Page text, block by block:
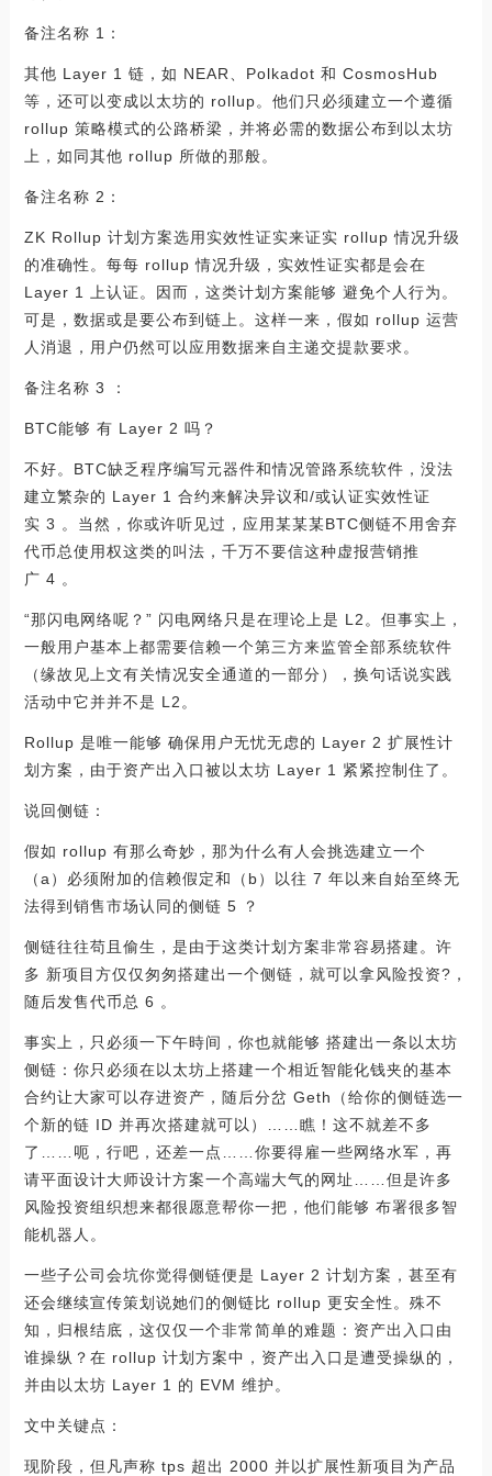
备注名称 1：
其他 Layer 1 链，如 NEAR、Polkadot 和 CosmosHub
等，还可以变成以太坊的 rollup。他们只必须建立一个遵循
rollup 策略模式的公路桥梁，并将必需的数据公布到以太坊
上，如同其他 rollup 所做的那般。
备注名称 2：
ZK Rollup 计划方案选用实效性证实来证实 rollup 情况升级
的准确性。每每 rollup 情况升级，实效性证实都是会在
Layer 1 上认证。因而，这类计划方案能够 避免个人行为。
可是，数据或是要公布到链上。这样一来，假如 rollup 运营
人消退，用户仍然可以应用数据来自主递交提款要求。
备注名称 3 ：
BTC能够 有 Layer 2 吗？
不好。BTC缺乏程序编写元器件和情况管路系统软件，没法
建立繁杂的 Layer 1 合约来解决异议和/或认证实效性证
实 3 。当然，你或许听见过，应用某某某BTC侧链不用舍弃
代币总使用权这类的叫法，千万不要信这种虚报营销推
广 4 。
“那闪电网络呢？” 闪电网络只是在理论上是 L2。但事实上，
一般用户基本上都需要信赖一个第三方来监管全部系统软件
（缘故见上文有关情况安全通道的一部分），换句话说实践
活动中它并并不是 L2。
Rollup 是唯一能够 确保用户无忧无虑的 Layer 2 扩展性计
划方案，由于资产出入口被以太坊 Layer 1 紧紧控制住了。
说回侧链：
假如 rollup 有那么奇妙，那为什么有人会挑选建立一个
（a）必须附加的信赖假定和（b）以往 7 年以来自始至终无
法得到销售市场认同的侧链 5 ？
侧链往往苟且偷生，是由于这类计划方案非常容易搭建。许
多 新项目方仅仅匆匆搭建出一个侧链，就可以拿风险投资?，
随后发售代币总 6 。
事实上，只必须一下午時间，你也就能够 搭建出一条以太坊
侧链：你只必须在以太坊上搭建一个相近智能化钱夹的基本
合约让大家可以存进资产，随后分岔 Geth（给你的侧链选一
个新的链 ID 并再次搭建就可以）……瞧！这不就差不多
了……呃，行吧，还差一点……你要得雇一些网络水军，再
请平面设计大师设计方案一个高端大气的网址……但是许多
风险投资组织想来都很愿意帮你一把，他们能够 布署很多智
能机器人。
一些子公司会坑你觉得侧链便是 Layer 2 计划方案，甚至有
还会继续宣传策划说她们的侧链比 rollup 更安全性。殊不
知，归根结底，这仅仅一个非常简单的难题：资产出入口由
谁操纵？在 rollup 计划方案中，资产出入口是遭受操纵的，
并由以太坊 Layer 1 的 EVM 维护。
文中关键点：
现阶段，但凡声称 tps 超出 2000 并以扩展性新项目为产品